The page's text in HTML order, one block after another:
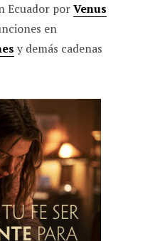
Ecuador porVenus
en
y demás cadenas